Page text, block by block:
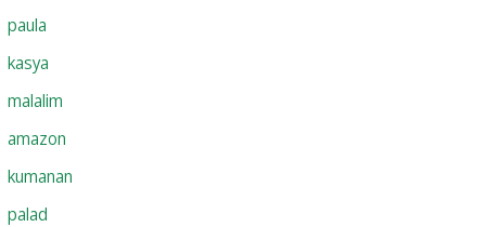
paula
kasya
malalim
amazon
kumanan
palad